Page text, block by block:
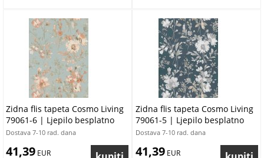
Zidna flis tapeta Cosmo Living
79061-6 | Ljepilo besplatno
Dostava 7-10 rad. dana
41,39 EUR
Zidna flis tapeta Cosmo Living
79061-5 | Ljepilo besplatno
Dostava 7-10 rad. dana
41,39 EUR